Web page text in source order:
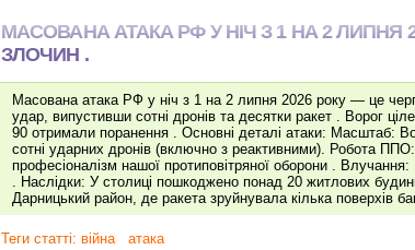
МАСОВАНА АТАКА РФ У НІЧ З 1 НА 2
ЗЛОЧИН .
Масована атака РФ у ніч з 1 на 2 липня 2026 року — це
удар, випустивши сотні дронів та десятки ракет . Ворог
90 отримали поранення . Основні деталі атаки: Масштаб:
сотні ударних дронів (включно з реактивними). Робота
професіоналізм нашої протиповітряної оборони .
. Наслідки: У столиці пошкоджено понад 20 житлових
Дарницький район, де ракета зруйнувала кілька поверхів
Теги статті: війна атака